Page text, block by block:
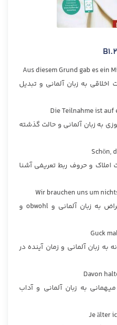
به زبان آلمانی و تبدیل
به زبان آلمانی و حالت گذشته
املاک و حروف ربط تعریفی آشنا
شما در این فصل با نامه اعتراض به زبان آلمانی و obwohl و
به زبان آلمانی و زمان آینده در
به زبان آلمانی و آداب